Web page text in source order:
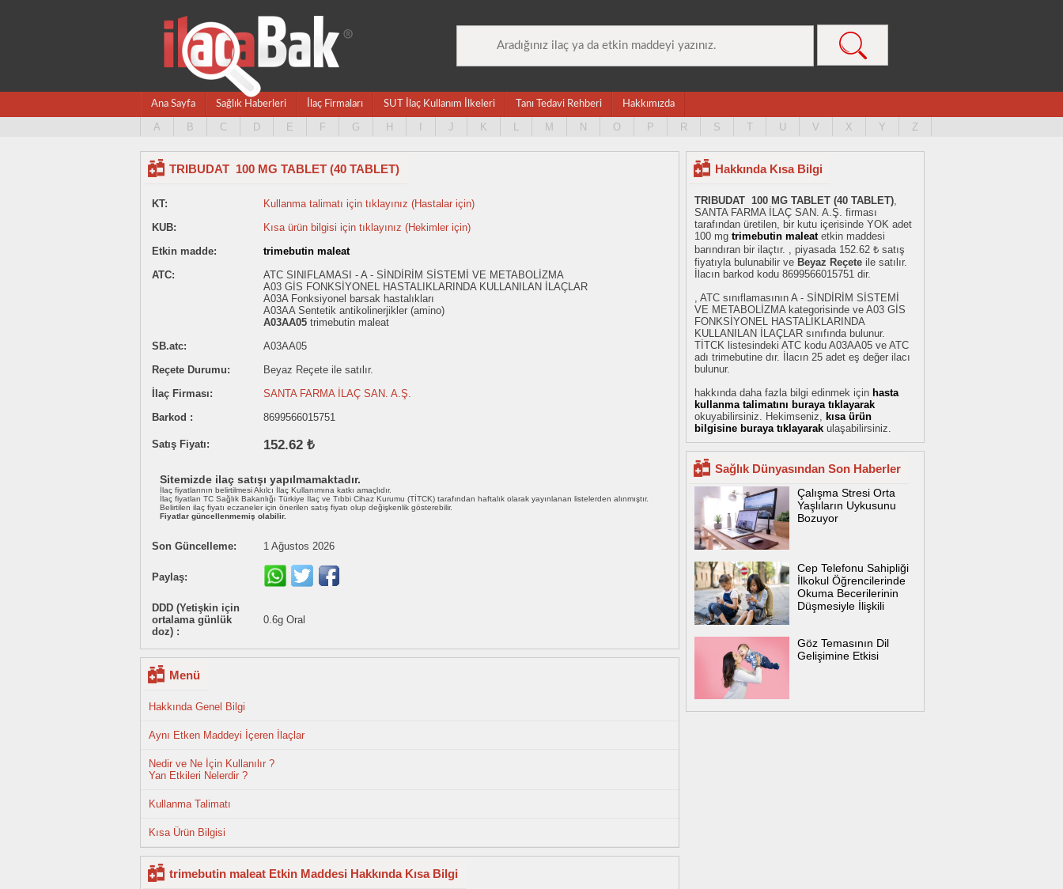
Ana Sayfa Sağlık Haberleri İlaç Firmaları SUT İlaç Kullanım İlkeleri Tanı Tedavi Rehberi Hakkımızda
A B C D E F G H J K L M N O P R S T U V X Y Z
TRIBUDAT 100 MG TABLET (40 TABLET)
KT:
Kullanma talimatı için tıklayınız (Hastalar için)
KUB:
Kısa ürün bilgisi için tıklayınız (Hekimler için)
Etkin madde:
trimebutin maleat
ATC:
ATC SINIFLAMASI - A - SİNDİRİM SİSTEMİ VE METABOLİZMA
A03 GİS FONKSİYONEL HASTALIKLARINDA KULLANILAN İLAÇLAR
A03A Fonksiyonel barsak hastalıkları
A03AA Sentetik antikolinerjikler (amino)
A03AA05 trimebutin maleat
SB.atc:
A03AA05
Reçete Durumu:
Beyaz Reçete ile satılır.
İlaç Firması:
SANTA FARMA İLAÇ SAN. A.Ş.
Barkod :
8699566015751
Satış Fiyatı: 152.62 ₺
Sitemizde ilaç satışı yapılmamaktadır.
İlaç fiyatlarının belirtilmesi Akılcı İlaç Kullanımına katkı amaçlıdır.
İlaç fiyatları TC Sağlık Bakanlığı Türkiye İlaç ve Tıbbi Cihaz Kurumu (TİTCK) tarafından haftalık olarak yayınlanan listelerden alınmıştır.
Belirtilen ilaç fiyatı eczaneler için önerilen satış fiyatı olup değişkenlik gösterebilir.
Fiyatlar güncellenmemiş olabilir.
Son Güncelleme: 1 Ağustos 2026
Paylaş:
DDD (Yetişkin için
ortalama günlük
doz) :
0.6g Oral
Menü
Hakkında Genel Bilgi
Aynı Etken Maddeyi İçeren İlaçlar
Nedir ve Ne İçin Kullanılır ?
Yan Etkileri Nelerdir ?
Kullanma Talimatı
Kısa Ürün Bilgisi
trimebutin maleat Etkin Maddesi Hakkında Kısa Bilgi
Hakkında Kısa Bilgi
TRIBUDAT 100 MG TABLET (40 TABLET),
SANTA FARMA İLAÇ SAN. A.Ş. firması
tarafından üretilen, bir kutu içerisinde YOK adet
100 mg trimebutin maleatetkin maddesi
barındıran bir ilaçtır. , piyasada 152.62 ₺ satış
fiyatıyla bulunabilir ve Beyaz Reçete ile satılır.
İlacın barkod kodu 8699566015751 dir.
, ATC sınıflamasının A - SİNDİRİM SİSTEMİ
VE METABOLİZMA kategorisinde ve A03 GİS
FONKSİYONEL HASTALIKLARINDA
KULLANILAN İLAÇLAR sınıfında bulunur.
TİTCK listesindeki ATC kodu A03AA05 ve ATC
adı trimebutine dır. İlacın 25 adet eş değer ilacı
bulunur.
hakkında daha fazla bilgi edinmek için hasta
kullanma talimatını buraya tıklayarak
okuyabilirsiniz. Hekimseniz, kısa ürün
bilgisine buraya tıklayarak ulaşabilirsiniz.
Sağlık Dünyasından Son Haberler
Çalışma Stresi Orta
Yaşlıların Uykusunu
Bozuyor
Cep Telefonu Sahipliği
İlkokul Öğrencilerinde
Okuma Becerilerinin
Düşmesiyle İlişkili
Göz Temasının Dil
Gelişimine Etkisi